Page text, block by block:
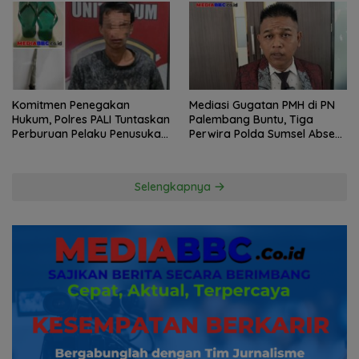
Komitmen Penegakan
Hukum, Polres PALI Tuntaskan
Perburuan Pelaku Penusukan
Mediasi Gugatan PMH di PN
Palembang Buntu, Tiga
Perwira Polda Sumsel Absen,
Selengkapnya